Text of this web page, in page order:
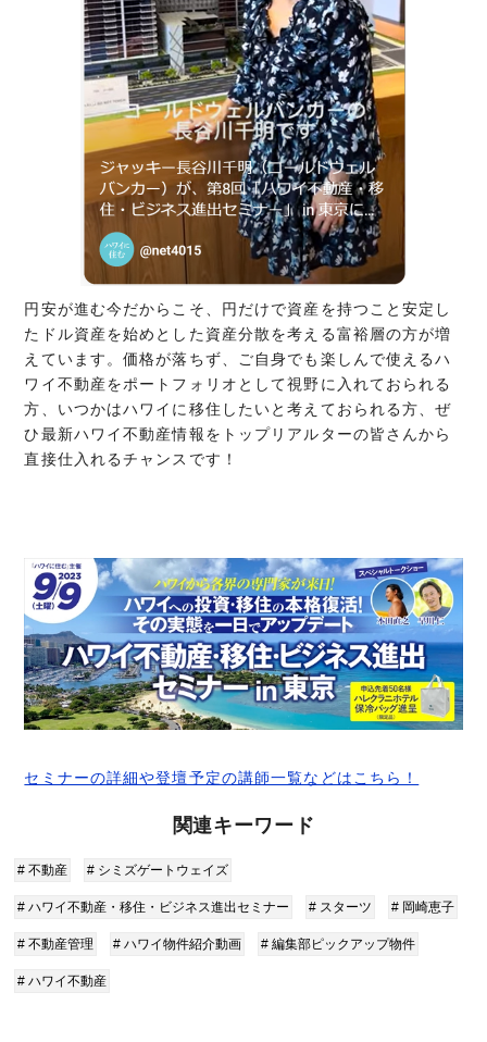
円安が進む今だからこそ、円だけで資産を持つこと安定し
たドル資産を始めとした資産分散を考える富裕層の方が増
えています。価格が落ちず、ご自身でも楽しんで使えるハ
ワイ不動産をポートフォリオとして視野に入れておられる
方、いつかはハワイに移住したいと考えておられる方、ぜ
ひ最新ハワイ不動産情報をトップリアルターの皆さんから
直接仕入れるチャンスです！
セミナーの詳細や登壇予定の講師一覧などはこちら！
関連キーワード
# 不動産 # シミズゲートウェイズ
# ハワイ不動産・移住・ビジネス進出セミナー # スターツ # 岡崎恵子
# 不動産管理 # ハワイ物件紹介動画 # 編集部ピックアップ物件
# ハワイ不動産